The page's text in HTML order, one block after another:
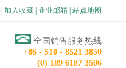
加入收藏| 企业邮箱 站点地图
全国销售服务热线
+86 - 510 - 8521 3850
(0) 189 6187 3506